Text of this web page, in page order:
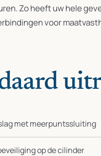
Zo heeft uw hele
voor
met meerpuntssluiting
op de cilinder